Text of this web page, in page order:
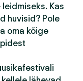
Kas
huvisid? Pole
oma kõige